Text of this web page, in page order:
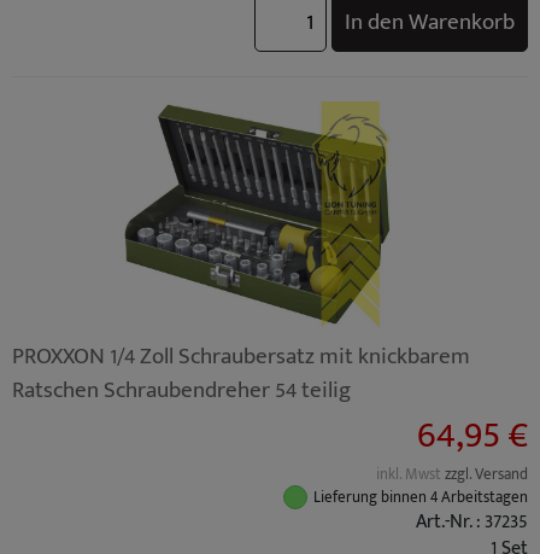
In den Warenkorb
PROXXON 1/4 Zoll Schraubersatz mit knickbarem
Ratschen Schraubendreher 54 teilig
64,95 €
inkl. Mwstzzgl. Versand
Lieferung binnen 4 Arbeitstagen
Art.-Nr. : 37235